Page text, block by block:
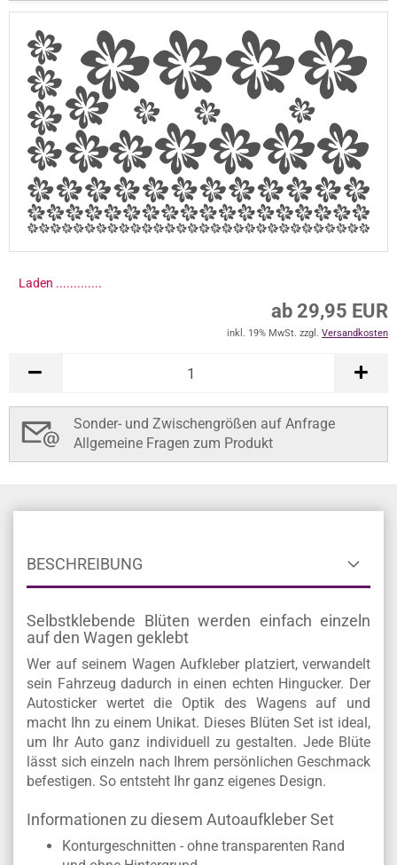
Laden ..............
ab 29,95 EUR
inkl. 19% MwSt. zzgl. Versandkosten
Sonder- und Zwischengrößen auf Anfrage
Allgemeine Fragen zum Produkt
BESCHREIBUNG
Selbstklebende Blüten werden einfach einzeln
auf den Wagen geklebt
Wer auf seinem Wagen Aufkleber platziert, verwandelt
sein Fahrzeug dadurch in einen echten Hingucker. Der
Autosticker wertet die Optik des Wagens auf und
macht Ihn zu einem Unikat. Dieses Blüten Set ist ideal,
um Ihr Auto ganz individuell zu gestalten. Jede Blüte
lässt sich einzeln nach Ihrem persönlichen Geschmack
befestigen. So entsteht Ihr ganz eigenes Design.
Informationen zu diesem Autoaufkleber Set
Konturgeschnitten - ohne transparenten Rand